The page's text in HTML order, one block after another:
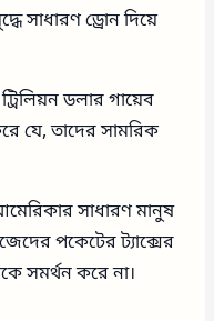
সাধারণ ড্রোন দিয়ে
ডলার গায়েব
যে, তাদের সামরিক
সাধারণ মানুষ
পকেটের ট্যাক্সের
সমর্থন করে না।